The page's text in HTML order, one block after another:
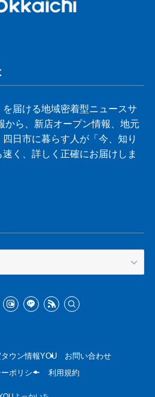
届ける地域密着型ニュースサ
から、新店オープン情報、地元
日市に暮らす人が「今、知り
く、詳しく正確にお届けしま
ウン情報YOU
お問い合わせ
ポリシー
利用規約